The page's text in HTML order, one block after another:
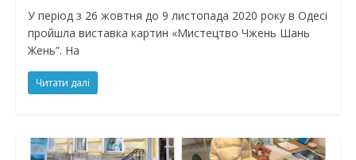
У період з 26 жовтня до 9 листопада 2020 року в Одесі
пройшла виставка картин «Мистецтво Чжень Шань
Жень”. На
Читати далі